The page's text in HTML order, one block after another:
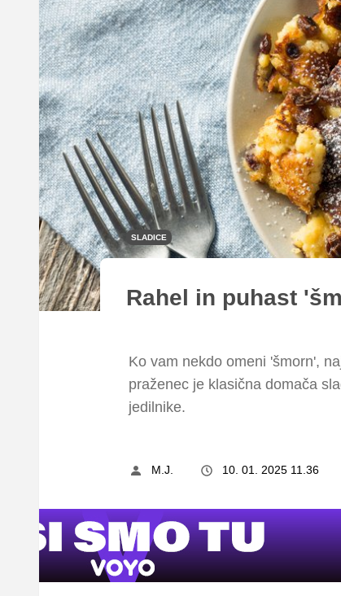
SLADICE
Rahel in puhast
Ko vam nekdo omeni 'šmorn',
praženec je klasična domača
jedilnike.
M.J. 10. 01. 2025 11.36